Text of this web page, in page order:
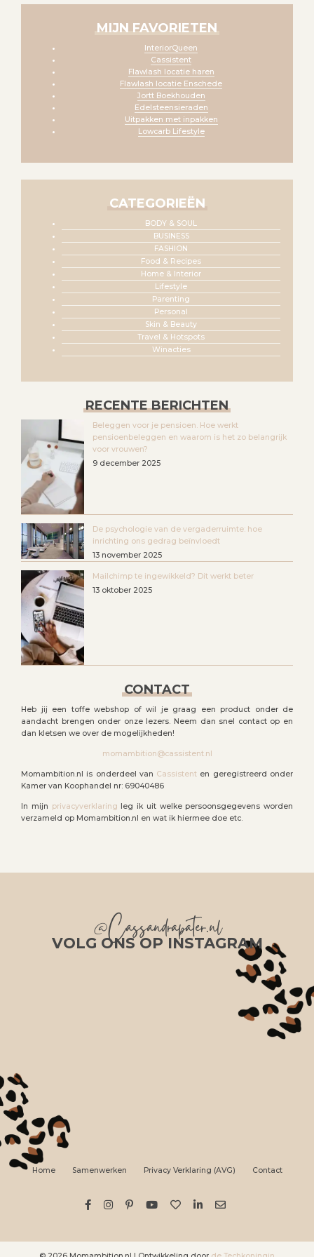
MIJN FAVORIETEN
InteriorQueen
Cassistent
Flawlash locatie haren
Flawlash locatie Enschede
Jortt Boekhouden
Edelsteensieraden
Uitpakken met inpakken
Lowcarb Lifestyle
CATEGORIEËN
BODY & SOUL
BUSINESS
FASHION
Food & Recipes
Home & Interior
Lifestyle
Parenting
Personal
Skin & Beauty
Travel & Hotspots
Winacties
RECENTE BERICHTEN
Beleggen voor je pensioen. Hoe werkt
pensioenbeleggen en waarom is het zo belangrijk
voor vrouwen?
9 december 2025
De psychologie van de vergaderruimte: hoe
inrichting ons gedrag beïnvloedt
13 november 2025
Mailchimp te ingewikkeld? Dit werkt beter
13 oktober 2025
CONTACT
Heb jij een toffe webshop of wil je graag een product onder de
aandacht brengen onder onze lezers. Neem dan snel contact op en
dan kletsen we over de mogelijkheden!
momambition@cassistent.nl
Momambition.nl is onderdeel van Cassistent en geregistreerd onder
Kamer van Koophandel nr: 69040486
In mijn privacyverklaring leg ik uit welke persoonsgegevens worden
verzameld op Momambition.nl en wat ik hiermee doe etc.
@Cassandrapater.nl
VOLG ONS OP INSTAGRAM
Home Samenwerken Privacy Verklaring (AVG) Contact